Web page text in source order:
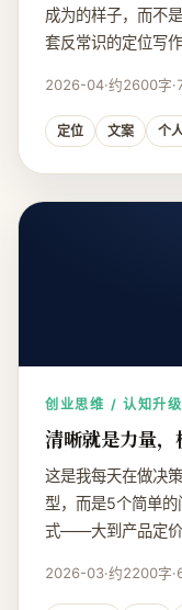
成为的样子，而不
套反常识的定位写作
2026-04·约2600字·
定位 文案 个
创业思维 / 认知升级
清晰就是力量
这是我每天在做决
型，而是5个简单
式——大到产品定价
2026-03·约2200字·